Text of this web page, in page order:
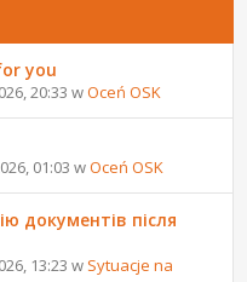
you
20:33 wOceń OSK
01:03 wOceń OSK
документів після
13:23 w Sytuacje na